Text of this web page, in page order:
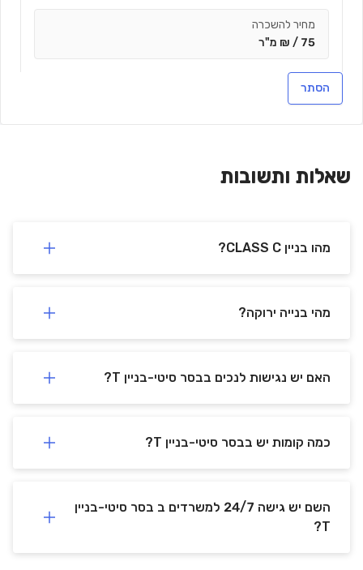
מחיר להשכרה
75 / ₪ מ"ר
הסתר
שאלות ותשובות
מהו בניין CLASS C?
מהי בנייה ירוקה?
האם יש נגישות לנכים בבסר סיטי-בניין T?
כמה קומות יש בבסר סיטי-בניין T?
השם יש גישה 24/7 למשרדים ב בסר סיטי-בניין
T?